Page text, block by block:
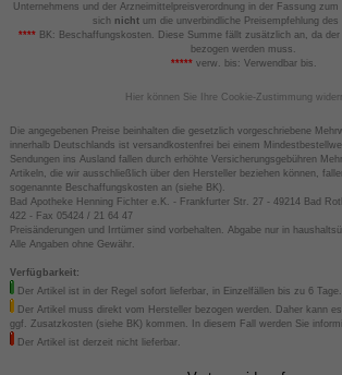
Unternehmens und der Arzneimittelpreisverordnung in der Fassung
sich nicht um die unverbindliche Preisempfehlung des
****BK: Beschaffungskosten. Diese Summe fällt zusätzlich an, da
bezogen werden muss.
*****verw. bis: Verwendbar bis.
Hier können Sie Ihre Cookie-Zustimmung
Die angegebenen Preise beinhalten die gesetzlich vorgeschriebene
innerhalb Deutschlands ist versandkostenfrei bei einem
Sendungen ins Ausland fallen durch erhöhte Versicherungsgebühren
Artikeln, die wir ausschließlich über den Hersteller beziehen können,
sogenannte Beschaffungskosten an (siehe BK).
Bad Apotheke Henning Fichter e.K. - Frankfurter Str. 27 - 49214 Bad
422 - Fax 05424 / 21 64 47
Preisänderungen und Irrtümer sind vorbehalten. Abgabe nur in
Alle Angaben ohne Gewähr.
Verfügbarkeit:
Der Artikel ist in der Regel sofort lieferbar, in Einzelfällen bis zu 6 Tage.
Der Artikel muss direkt vom Hersteller bezogen werden. Daher kann
ggf. Zusatzkosten (siehe BK) kommen. In diesem Fall werden Sie
Der Artikel ist derzeit nicht lieferbar.